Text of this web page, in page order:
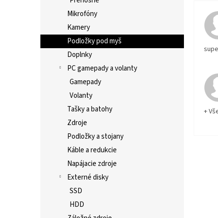
Mikrofóny
Kamery
Podložky pod myš
Doplnky
PC gamepady a volanty
Gamepady
Volanty
Tašky a batohy
Zdroje
Podložky a stojany
Káble a redukcie
Napájacie zdroje
Externé disky
SSD
HDD
+